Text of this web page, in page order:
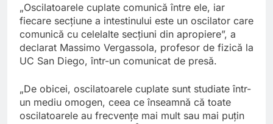
„Oscilatoarele cuplate comunică între ele, iar
fiecare secțiune a intestinului este un oscilator care
comunică cu celelalte secțiuni din apropiere”, a
declarat Massimo Vergassola, profesor de fizică la
UC San Diego, într-un comunicat de presă.
„De obicei, oscilatoarele cuplate sunt studiate într-
un mediu omogen, ceea ce înseamnă că toate
oscilatoarele au frecvențe mai mult sau mai puțin